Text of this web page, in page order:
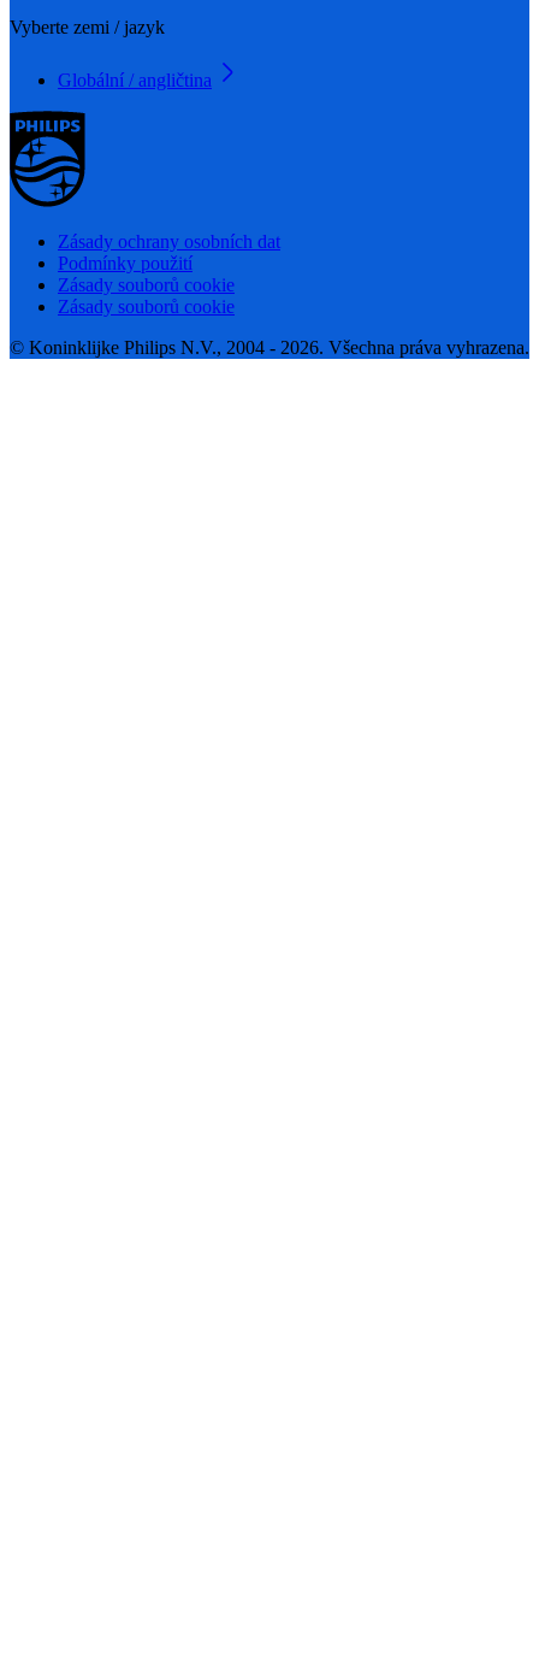
Vyberte zemi / jazyk
Globální / angličtina
Zásady ochrany osobních dat
Podmínky použití
Zásady souborů cookie
Zásady souborů cookie
© Koninklijke Philips N.V., 2004 - 2026. Všechna práva vyhrazena.